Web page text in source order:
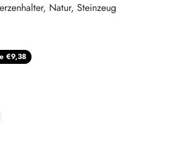
Natur, Steinzeug
€9,38